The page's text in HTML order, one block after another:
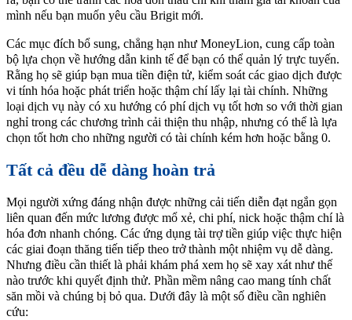
mình nếu bạn muốn yêu cầu Brigit mới.
Các mục đích bổ sung, chẳng hạn như MoneyLion, cung cấp toàn
bộ lựa chọn về hướng dẫn kinh tế để bạn có thể quản lý trực tuyến.
Rằng họ sẽ giúp bạn mua tiền điện tử, kiểm soát các giao dịch được
vi tính hóa hoặc phát triển hoặc thậm chí lấy lại tài chính. Những
loại dịch vụ này có xu hướng có phí dịch vụ tốt hơn so với thời gian
nghỉ trong các chương trình cải thiện thu nhập, nhưng có thể là lựa
chọn tốt hơn cho những người có tài chính kém hơn hoặc bằng 0.
Tất cả đều dễ dàng hoàn trả
Mọi người xứng đáng nhận được những cải tiến diễn đạt ngắn gọn
liên quan đến mức lương được mổ xẻ, chi phí, nick hoặc thậm chí là
hóa đơn nhanh chóng. Các ứng dụng tài trợ tiền giúp việc thực hiện
các giai đoạn thăng tiến tiếp theo trở thành một nhiệm vụ dễ dàng.
Nhưng điều cần thiết là phải khám phá xem họ sẽ xay xát như thế
nào trước khi quyết định thử. Phần mềm nâng cao mang tính chất
săn mồi và chúng bị bỏ qua. Dưới đây là một số điều cần nghiên
cứu: